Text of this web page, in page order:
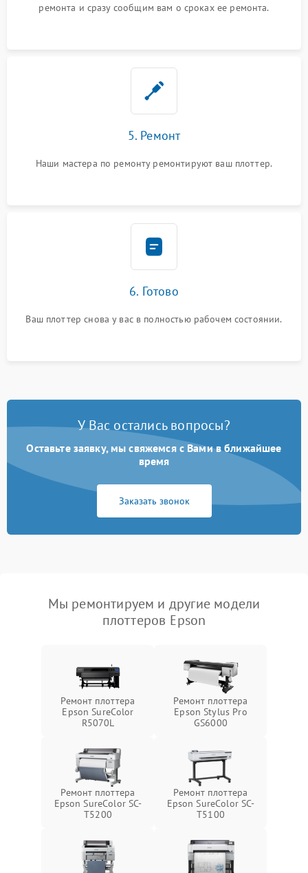
ремонта и сразу сообщим вам о сроках ее ремонта.
5. Ремонт
Наши мастера по ремонту ремонтируют ваш плоттер.
6. Готово
Ваш плоттер снова у вас в полностью рабочем состоянии.
У Вас остались вопросы?
Оставьте заявку, мы свяжемся с Вами в ближайшее
время
Заказать звонок
Мы ремонтируем и другие модели
плоттеров Epson
Ремонт плоттера
Epson SureColor
R5070L
Ремонт плоттера
Epson Stylus Pro
GS6000
Ремонт плоттера
Epson SureColor SC-
T5200
Ремонт плоттера
Epson SureColor SC-
T5100